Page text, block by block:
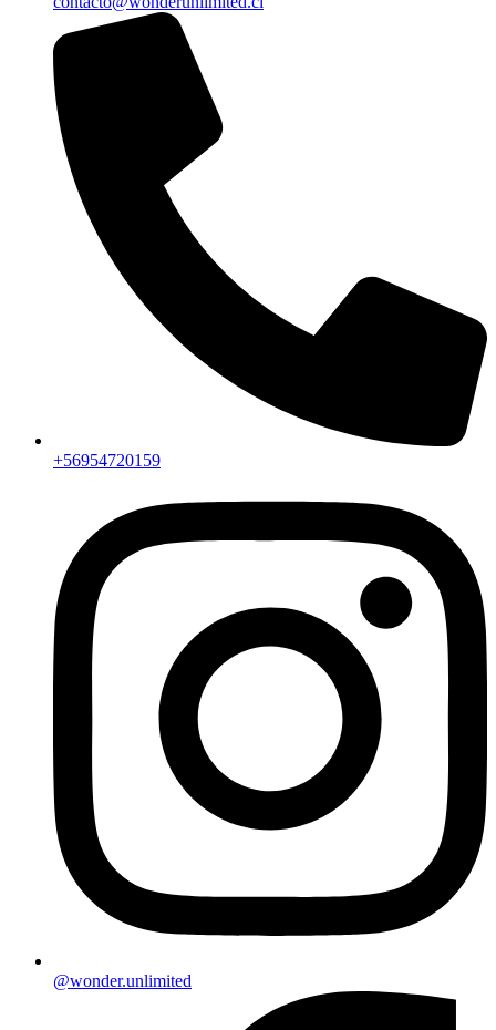
+56954720159
@wonder.unlimited